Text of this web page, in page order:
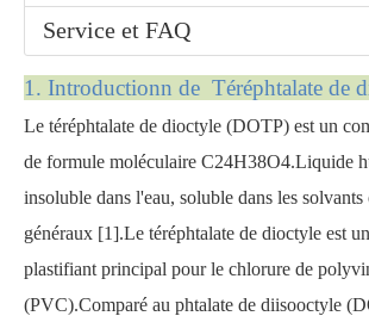
Service et FAQ
1. Introductionn de Téréphtalate de
Le téréphtalate de dioctyle (DOTP) est un
de formule moléculaire C24H38O4.Liquide
insoluble dans l'eau, soluble dans les solvants
généraux [1].Le téréphtalate de dioctyle est
plastifiant principal pour le chlorure de
(PVC).Comparé au phtalate de diisooctyle